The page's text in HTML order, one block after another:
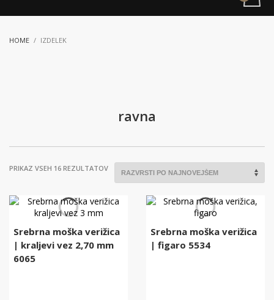
HOME IZDELEK
ravna
PRIKAZ VSEH 16 REZULTATOVRAZVRŠČENO
Srebrna moška verižica
| kraljevi vez 2,70 mm
6065
Srebrna moška verižica
| figaro 5534